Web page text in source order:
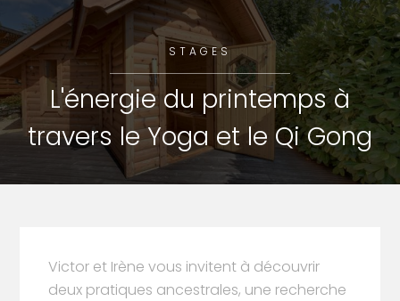
STAGES
L'énergie du printemps à
travers le Yoga et le Qi Gong
Victor et Irène vous invitent à découvrir
deux pratiques ancestrales, une recherche